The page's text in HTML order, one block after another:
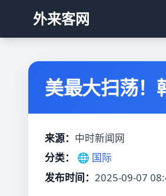
外来客网
美最大扫荡！
来源： 中时新闻网
分类：
🌐 国际
发布时间： 2025-09-07